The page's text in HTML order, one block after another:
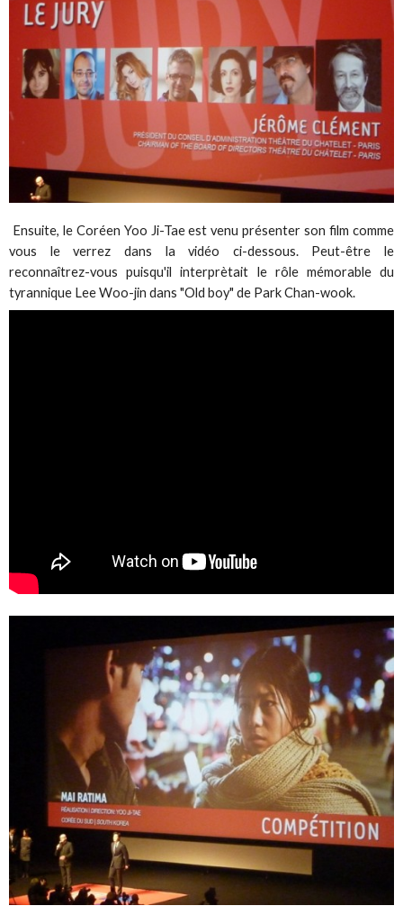
Ensuite, le Coréen Yoo Ji-Tae est venu présenter son film comme
vous le verrez dans la vidéo ci-dessous. Peut-être le
reconnaîtrez-vous puisqu'il interprètait le rôle mémorable du
tyrannique Lee Woo-jin dans "Old boy" de Park Chan-wook.